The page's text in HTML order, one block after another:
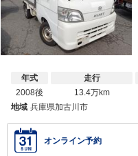
年式
2008後
走行
13.4万km
地域 兵庫県加古川市
オンライン予約